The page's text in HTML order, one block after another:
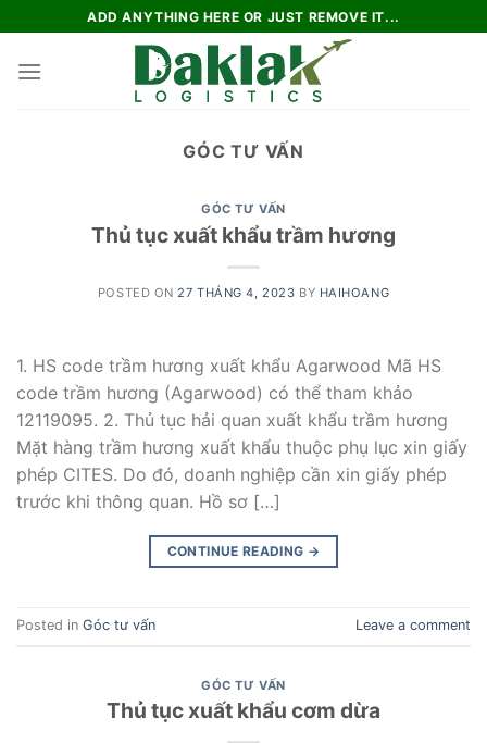
to
content
ADD ANYTHING HERE OR JUST REMOVE IT...
GÓC TƯ VẤN
GÓC TƯ VẤN
Thủ tục xuất khẩu trầm hương
POSTED ON 27 THÁNG 4, 2023 BY HAIHOANG
1. HS code trầm hương xuất khẩu Agarwood Mã HS
code trầm hương (Agarwood) có thể tham khảo
12119095. 2. Thủ tục hải quan xuất khẩu trầm hương
Mặt hàng trầm hương xuất khẩu thuộc phụ lục xin giấy
phép CITES. Do đó, doanh nghiệp cần xin giấy phép
trước khi thông quan. Hồ sơ […]
CONTINUE READING →
Posted in Góc tư vấn Leave a comment
GÓC TƯ VẤN
Thủ tục xuất khẩu cơm dừa